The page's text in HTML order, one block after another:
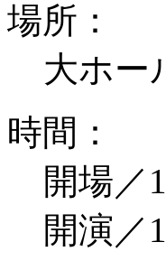
場所：
大ホー
時間：
開場／
開演／